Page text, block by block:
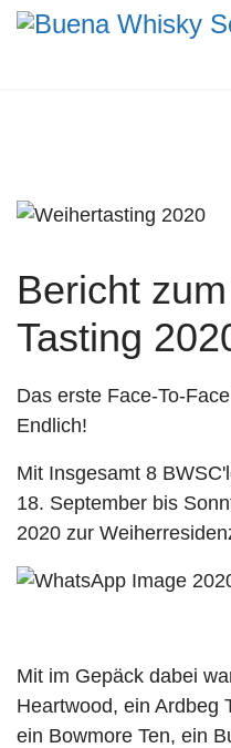
Bericht
Tasting
Das erste Face-To-
Endlich!
Mit Insgesamt 8
18. September bis
2020 zur
Mit im Gepäck dabei
Heartwood, ein Ardbeg
ein Bowmore Ten, ein